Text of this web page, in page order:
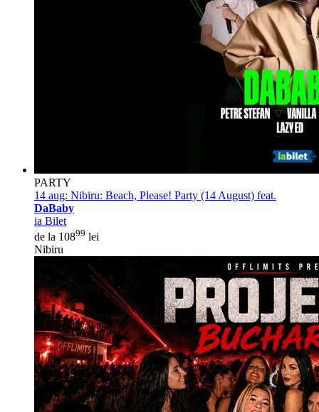
PARTY
14 aug: Nibiru: Beach, Please! Party (14 August) feat.
DaBaby
ia Bilet
de la 10899 lei
Nibiru